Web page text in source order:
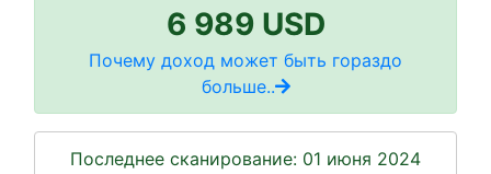
6 989 USD
Почему доход может быть гораздо
больше..
Последнее сканирование: 01 июня 2024